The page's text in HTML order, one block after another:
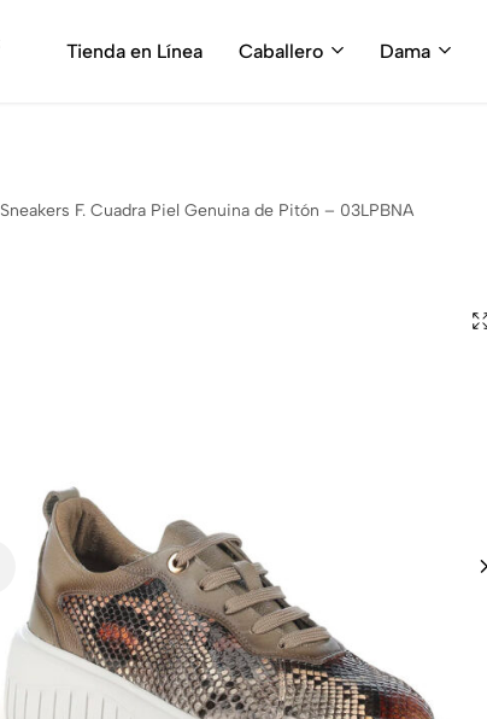
Tienda en Línea Caballero Dama
Sneakers F. Cuadra Piel Genuina de Pitón – 03LPBNA